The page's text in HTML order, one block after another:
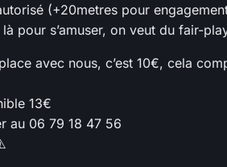
(+20metres pour
pour s’amuser, on veut du fair-
avec nous, c’est 10€, cela
13€
au 06 79 18 47 56